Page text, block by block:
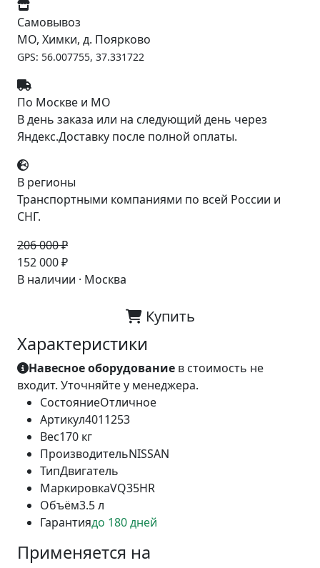
Самовывоз
МО, Химки, д. Поярково
GPS: 56.007755, 37.331722
По Москве и МО
В день заказа или на следующий день через
Яндекс.Доставку после полной оплаты.
В регионы
Транспортными компаниями по всей России и
СНГ.
206 000 ₽
152 000 ₽
В наличии · Москва
Купить
Характеристики
Навесное оборудование в стоимость не
входит. Уточняйте у менеджера.
СостояниеОтличное
Артикул4011253
Вес170 кг
ПроизводительNISSAN
ТипДвигатель
МаркировкаVQ35HR
Объём3.5 л
Гарантиядо 180 дней
Применяется на